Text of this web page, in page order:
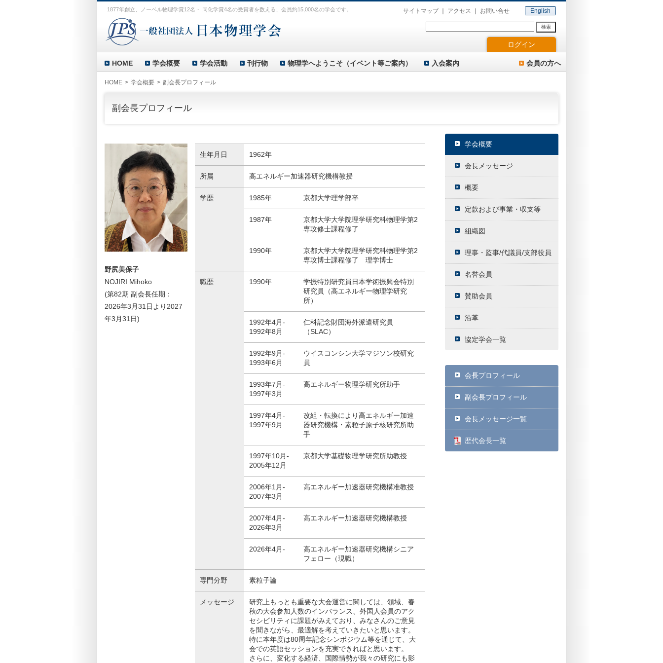
1877年創立、ノーベル物理学賞12名・ 同化学賞4名の受賞者を数える、会員約15,000名の学会です。 サイトマップ アクセス お問い合せ
検索
ログイン
English
HOME 学会概要 学会活動 刊行物 物理学へようこそ（イベント等ご案内） 入会案内 会員の方へ
HOME 学会概要 副会長プロフィール
副会長プロフィール
生年月日 1962年
所属 高エネルギー加速器研究機構教授
学歴 1985年 京都大学理学部卒
1987年
京都大学大学院理学研究科物理学第2
専攻修士課程修了
1990年
京都大学大学院理学研究科物理学第2
専攻博士課程修了 理学博士
職歴 1990年
学振特別研究員日本学術振興会特別
研究員（高エネルギー物理学研究
所）
1992年4月-
1992年8月
仁科記念財団海外派遣研究員
（SLAC）
1992年9月-
1993年6月
ウイスコンシン大学マジソン校研究
員
1993年7月-
1997年3月
高エネルギー物理学研究所助手
1997年4月-
1997年9月
改組・転換により高エネルギー加速
器研究機構・素粒子原子核研究所助
手
1997年10月-
2005年12月
京都大学基礎物理学研究所助教授
2006年1月-
2007年3月
高エネルギー加速器研究機構准教授
2007年4月-
2026年3月
高エネルギー加速器研究機構教授
2026年4月-
高エネルギー加速器研究機構シニア
フェロー（現職）
専門分野 素粒子論
メッセージ
研究上もっとも重要な大会運営に関しては、領域、春
秋の大会参加人数のインバランス、外国人会員のアク
セシビリティに課題がみえており、みなさんのご意見
を聞きながら、最適解を考えていきたいと思います。
特に本年度は80周年記念シンポジウム等を通じて、大
会での英語セッションを充実できればと思います。
さらに、変化する経済、国際情勢が我々の研究にも影
野尻美保子
NOJIRI Mihoko
(第82期 副会長任期：
2026年3月31日より2027
年3月31日)
学会概要
会長メッセージ
概要
定款および事業・収支等
組織図
理事・監事/代議員/支部役員
名誉会員
賛助会員
沿革
協定学会一覧
会長プロフィール
副会長プロフィール
会長メッセージ一覧
歴代会長一覧